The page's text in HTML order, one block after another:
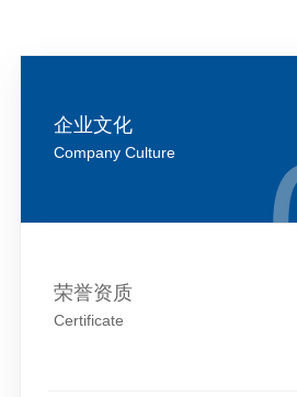
企业文化
Company Culture
荣誉资质
Certificate